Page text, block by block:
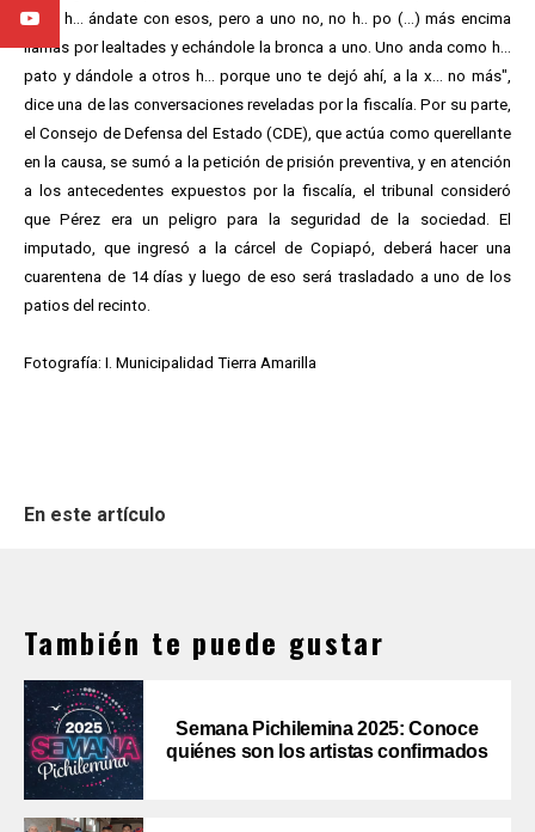
esos h... ándate con esos, pero a uno no, no h.. po (...) más encima
llamas por lealtades y echándole la bronca a uno. Uno anda como h...
pato y dándole a otros h... porque uno te dejó ahí, a la x... no más",
dice una de las conversaciones reveladas por la fiscalía. Por su parte,
el Consejo de Defensa del Estado (CDE), que actúa como querellante
en la causa, se sumó a la petición de prisión preventiva, y en atención
a los antecedentes expuestos por la fiscalía, el tribunal consideró
que Pérez era un peligro para la seguridad de la sociedad. El
imputado, que ingresó a la cárcel de Copiapó, deberá hacer una
cuarentena de 14 días y luego de eso será trasladado a uno de los
patios del recinto.
Fotografía: I. Municipalidad Tierra Amarilla
En este artículo
También te puede gustar
Semana Pichilemina 2025: Conoce
quiénes son los artistas confirmados